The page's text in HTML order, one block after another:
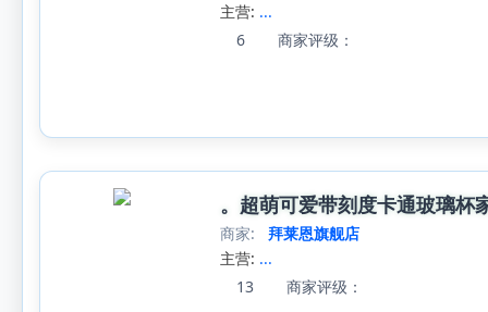
主营: ...
6
商家评级：
。超萌可爱带刻度卡通玻璃杯
商家:
拜莱恩旗舰店
主营: ...
13
商家评级：